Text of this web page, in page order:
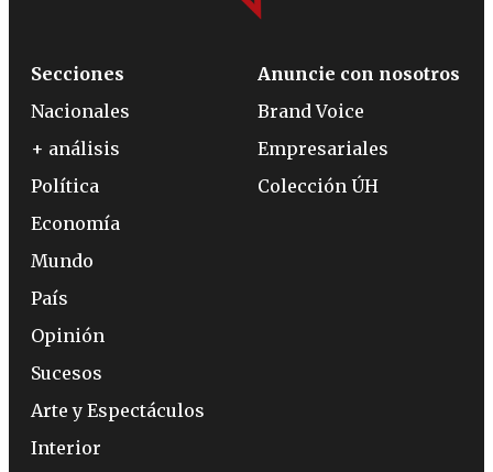
Secciones
Nacionales
+ análisis
Política
Economía
Mundo
País
Opinión
Sucesos
Arte y Espectáculos
Interior
Anuncie con nosotros
Brand Voice
Empresariales
Colección ÚH